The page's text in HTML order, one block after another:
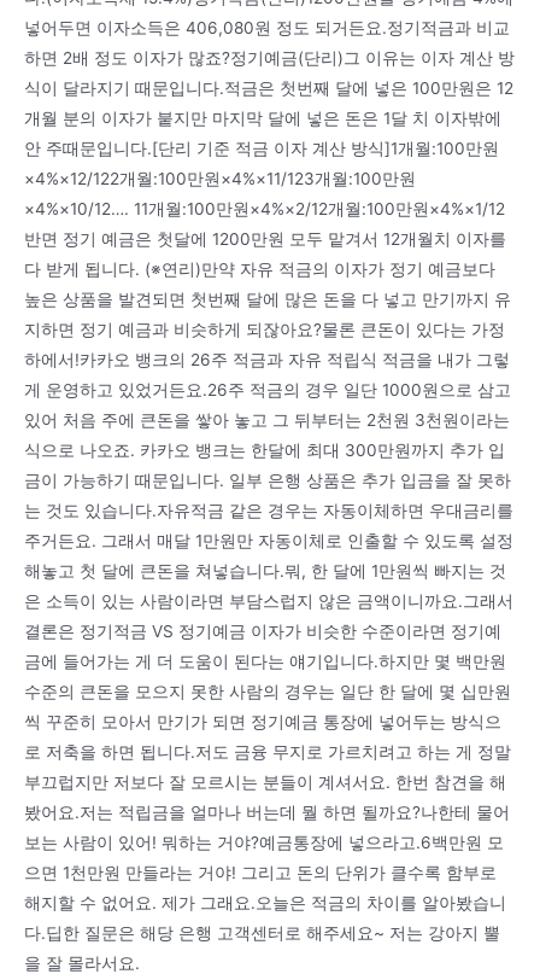
넣어두면 이자소득은 406,080원 정도 되거든요.정기적금과 비교
하면 2배 정도 이자가 많죠?정기예금(단리)그 이유는 이자 계산 방
식이 달라지기 때문입니다.적금은 첫번째 달에 넣은 100만원은 12
개월 분의 이자가 붙지만 마지막 달에 넣은 돈은 1달 치 이자밖에
안 주때문입니다.[단리 기준 적금 이자 계산 방식]1개월:100만원
×4%×12/122개월:100만원×4%×11/123개월:100만원
×4%×10/12…. 11개월:100만원×4%×2/12개월:100만원×4%×1/12
반면 정기 예금은 첫달에 1200만원 모두 맡겨서 12개월치 이자를
다 받게 됩니다. (※연리)만약 자유 적금의 이자가 정기 예금보다
높은 상품을 발견되면 첫번째 달에 많은 돈을 다 넣고 만기까지 유
지하면 정기 예금과 비슷하게 되잖아요?물론 큰돈이 있다는 가정
하에서!카카오 뱅크의 26주 적금과 자유 적립식 적금을 내가 그렇
게 운영하고 있었거든요.26주 적금의 경우 일단 1000원으로 삼고
있어 처음 주에 큰돈을 쌓아 놓고 그 뒤부터는 2천원 3천원이라는
식으로 나오죠. 카카오 뱅크는 한달에 최대 300만원까지 추가 입
금이 가능하기 때문입니다. 일부 은행 상품은 추가 입금을 잘 못하
는 것도 있습니다.자유적금 같은 경우는 자동이체하면 우대금리를
주거든요. 그래서 매달 1만원만 자동이체로 인출할 수 있도록 설정
해놓고 첫 달에 큰돈을 쳐넣습니다.뭐, 한 달에 1만원씩 빠지는 것
은 소득이 있는 사람이라면 부담스럽지 않은 금액이니까요.그래서
결론은 정기적금 VS 정기예금 이자가 비슷한 수준이라면 정기예
금에 들어가는 게 더 도움이 된다는 얘기입니다.하지만 몇 백만원
수준의 큰돈을 모으지 못한 사람의 경우는 일단 한 달에 몇 십만원
씩 꾸준히 모아서 만기가 되면 정기예금 통장에 넣어두는 방식으
로 저축을 하면 됩니다.저도 금융 무지로 가르치려고 하는 게 정말
부끄럽지만 저보다 잘 모르시는 분들이 계셔서요. 한번 참견을 해
봤어요.저는 적립금을 얼마나 버는데 뭘 하면 될까요?나한테 물어
보는 사람이 있어! 뭐하는 거야?예금통장에 넣으라고.6백만원 모
으면 1천만원 만들라는 거야! 그리고 돈의 단위가 클수록 함부로
해지할 수 없어요. 제가 그래요.오늘은 적금의 차이를 알아봤습니
다.딥한 질문은 해당 은행 고객센터로 해주세요~ 저는 강아지 뿔
을 잘 몰라서요.